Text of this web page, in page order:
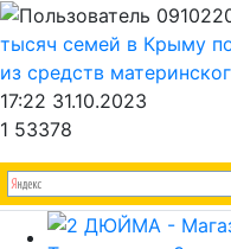
тысяч семей в Крыму
из средств
17:22 31.10.2023
1 53378